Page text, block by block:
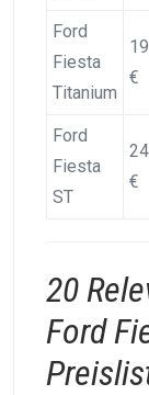
Ford
Fiesta
Titanium
€
Ford
Fiesta
ST
€
20
Ford